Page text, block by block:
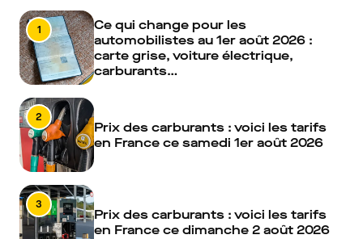
1
Ce qui change pour les
automobilistes au 1er août 2026 :
carte grise, voiture électrique,
carburants…
2
Prix des carburants : voici les tarifs
en France ce samedi 1er août 2026
3
Prix des carburants : voici les tarifs
en France ce dimanche 2 août 2026